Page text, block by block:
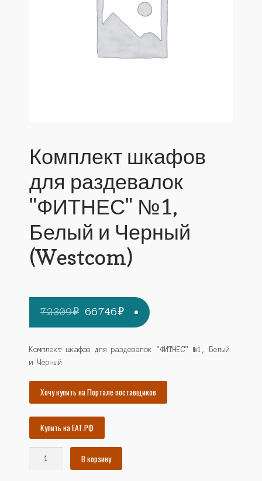
Комплект шкафов
для раздевалок
"ФИТНЕС" №1,
Белый и Черный
(Westcom)
72309₽ Первоначальная
цена
составляла
66746₽Текущая
цена:
66746₽.
Комплект шкафов для раздевалок "ФИТНЕС" №1, Белый
и Черный
Хочу купить на Портале поставщиков
Купить на ЕАТ.РФ
В корзину